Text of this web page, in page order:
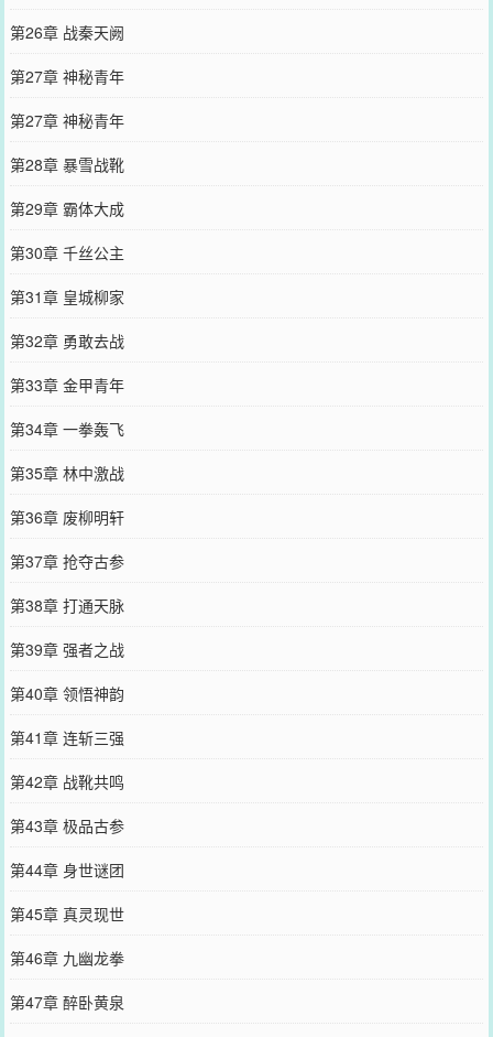
第26章 战秦天阙
第27章 神秘青年
第27章 神秘青年
第28章 暴雪战靴
第29章 霸体大成
第30章 千丝公主
第31章 皇城柳家
第32章 勇敢去战
第33章 金甲青年
第34章 一拳轰飞
第35章 林中激战
第36章 废柳明轩
第37章 抢夺古参
第38章 打通天脉
第39章 强者之战
第40章 领悟神韵
第41章 连斩三强
第42章 战靴共鸣
第43章 极品古参
第44章 身世谜团
第45章 真灵现世
第46章 九幽龙拳
第47章 醉卧黄泉